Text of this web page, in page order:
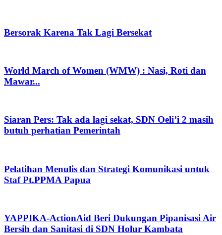
Bersorak Karena Tak Lagi Bersekat
World March of Women (WMW) : Nasi, Roti dan
Mawar...
Siaran Pers: Tak ada lagi sekat, SDN Oeli’i 2 masih
butuh perhatian Pemerintah
Pelatihan Menulis dan Strategi Komunikasi untuk
Staf Pt.PPMA Papua
YAPPIKA-ActionAid Beri Dukungan Pipanisasi Air
Bersih dan Sanitasi di SDN Holur Kambata